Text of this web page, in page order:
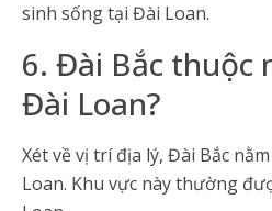
sinh sống tại Đài Loan.
6. Đài Bắc thuộc
Đài Loan?
Xét về vị trí địa lý, Đài Bắc
Loan. Khu vực này thường